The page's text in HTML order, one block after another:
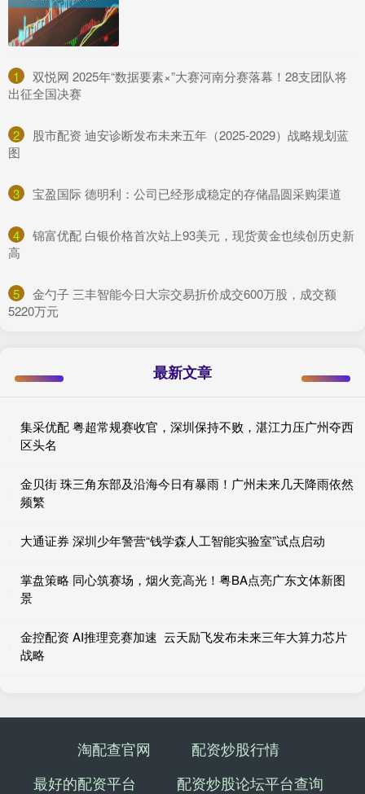
1
​双悦网 2025年“数据要素×”大赛河南分赛落幕！28支团队将
出征全国决赛
2
​股市配资 迪安诊断发布未来五年（2025-2029）战略规划蓝
图
3 ​宝盈国际 德明利：公司已经形成稳定的存储晶圆采购渠道
4
​锦富优配 白银价格首次站上93美元，现货黄金也续创历史新
高
5
​金勺子 三丰智能今日大宗交易折价成交600万股，成交额
5220万元
最新文章
集采优配 粤超常规赛收官，深圳保持不败，湛江力压广州夺西
区头名
金贝街 珠三角东部及沿海今日有暴雨！广州未来几天降雨依然
频繁
大通证券 深圳少年警营“钱学森人工智能实验室”试点启动
掌盘策略 同心筑赛场，烟火竞高光！粤BA点亮广东文体新图
景
金控配资 AI推理竞赛加速 云天励飞发布未来三年大算力芯片
战略
淘配查官网
配资炒股行情
最好的配资平台
配资炒股论坛平台查询